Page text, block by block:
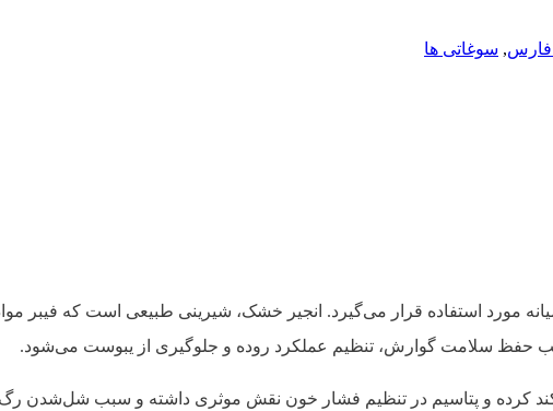
, سوغاتی ها
مورد استفاده قرار می‌گیرد. انجیر خشک، شیرینی طبیعی است که فیبر مواد
حفظ سلامت گوارش، تنظیم عملکرد روده و جلوگیری از یبوست می‌شود.
کرده و پتاسیم در تنظیم فشار خون نقش موثری داشته و سبب شل‌شدن